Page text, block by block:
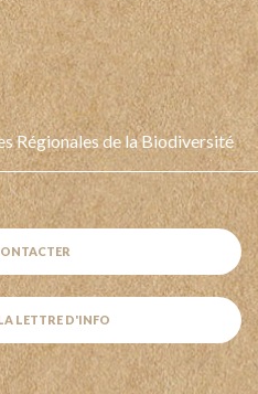
Régionales de la Biodiversité
LETTRE D'INFO